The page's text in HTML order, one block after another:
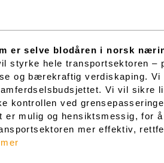
er selve blodåren i norsk
styrke hele transportsektoren –
og bærekraftig verdiskaping.
Vi vil sikre
kontrollen ved
mulig og hensiktsmessig, for
mer effektiv,